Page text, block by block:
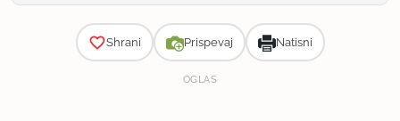
Shrani Prispevaj Natisni
OGLAS